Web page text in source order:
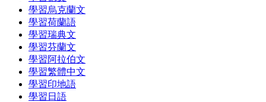
學習烏克蘭文
學習荷蘭語
學習瑞典文
學習芬蘭文
學習阿拉伯文
學習繁體中文
學習印地語
學習日語